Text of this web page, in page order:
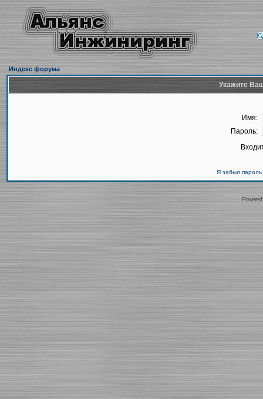
Индекс форума
Укажите
Имя:
Пароль:
Я забыл пароль